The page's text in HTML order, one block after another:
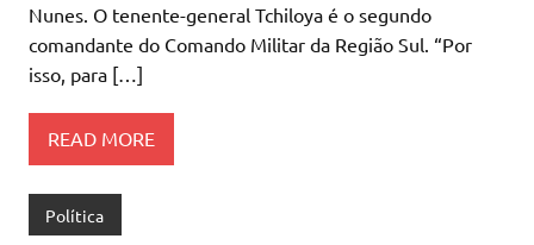
Nunes. O tenente-general Tchiloya é o segundo
comandante do Comando Militar da Região Sul. “Por
isso, para […]
READ MORE
Política